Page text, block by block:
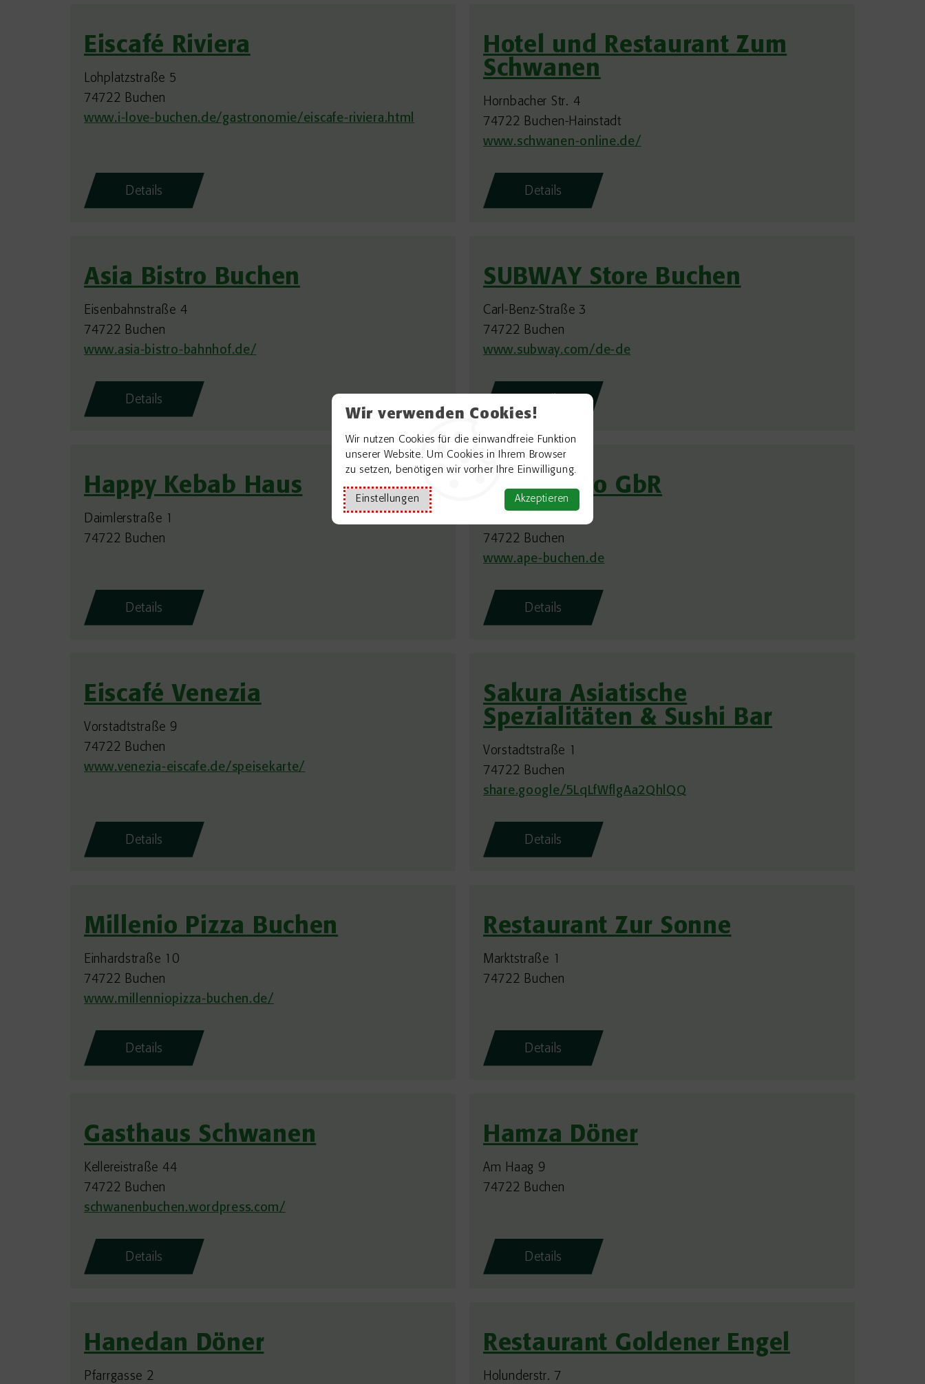
Wir verwenden Cookies!
Wir nutzen Cookies für die einwandfreie Funktion
unserer Website. Um Cookies in Ihrem Browser
zu setzen, benötigen wir vorher Ihre Einwilligung.
Einstellungen Akzeptieren
Eiscafé Riviera
Lohplatzstraße 5
74722 Buchen
www.i-love-buchen.de/gastronomie/eiscafe-riviera.html
Details
Hotel und Restaurant Zum
Schwanen
Hornbacher Str. 4
74722 Buchen-Hainstadt
www.schwanen-online.de/
Details
Asia Bistro Buchen
Eisenbahnstraße 4
74722 Buchen
www.asia-bistro-bahnhof.de/
Details
SUBWAY Store Buchen
Carl-Benz-Straße 3
74722 Buchen
www.subway.com/de-de
Happy Kebab Haus
Daimlerstraße 1
74722 Buchen
Details
BET Gastro GbR
74722 Buchen
www.ape-buchen.de
Details
Eiscafé Venezia
Vorstadtstraße 9
74722 Buchen
www.venezia-eiscafe.de/speisekarte/
Details
Sakura Asiatische
Spezialitäten & Sushi Bar
Vorstadtstraße 1
74722 Buchen
share.google/5LqLfWflgAa2QhlQQ
Details
Millenio Pizza Buchen
Einhardstraße 10
74722 Buchen
www.millenniopizza-buchen.de/
Details
Restaurant Zur Sonne
Marktstraße 1
74722 Buchen
Details
Gasthaus Schwanen
Kellereistraße 44
74722 Buchen
schwanenbuchen.wordpress.com/
Details
Hamza Döner
Am Haag 9
74722 Buchen
Details
Hanedan Döner
Pfarrgasse 2
Restaurant Goldener Engel
Holunderstr. 7